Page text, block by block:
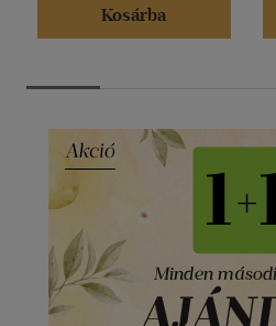
Kosárba